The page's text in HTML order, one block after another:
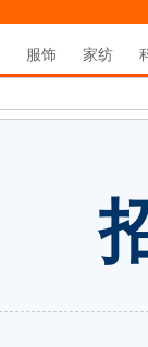
服饰 家纺